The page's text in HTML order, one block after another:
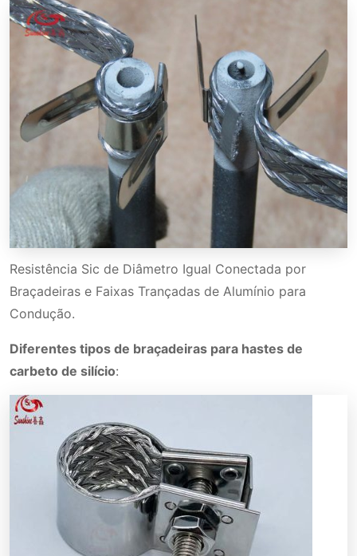
Resistência Sic de Diâmetro Igual Conectada por
Braçadeiras e Faixas Trançadas de Alumínio para
Condução.
Diferentes tipos de braçadeiras para hastes de
carbeto de silício: